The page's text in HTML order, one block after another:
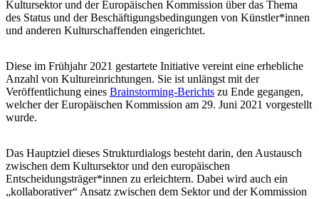
Kultursektor und der Europäischen Kommission über das Thema
des Status und der Beschäftigungsbedingungen von Künstler*innen
und anderen Kulturschaffenden eingerichtet.
Diese im Frühjahr 2021 gestartete Initiative vereint eine erhebliche
Anzahl von Kultureinrichtungen. Sie ist unlängst mit der
Veröffentlichung eines Brainstorming-Berichts zu Ende gegangen,
welcher der Europäischen Kommission am 29. Juni 2021 vorgestellt
wurde.
Das Hauptziel dieses Strukturdialogs besteht darin, den Austausch
zwischen dem Kultursektor und den europäischen
Entscheidungsträger*innen zu erleichtern. Dabei wird auch ein
„kollaborativer“ Ansatz zwischen dem Sektor und der Kommission